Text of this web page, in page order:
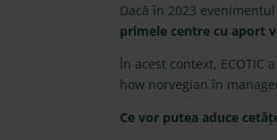
Dacă în 2023
primele centre cu aport
În acest context, ECOTIC
how norvegian în
Ce vor putea aduce